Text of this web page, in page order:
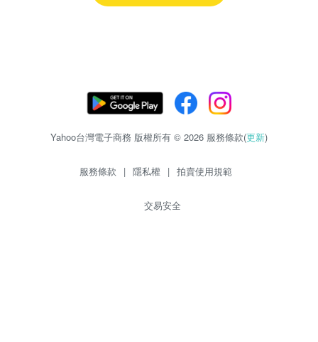
Yahoo台灣電子商務 版權所有 © 2026 服務條款(更新)
服務條款 | 隱私權 | 拍賣使用規範
交易安全